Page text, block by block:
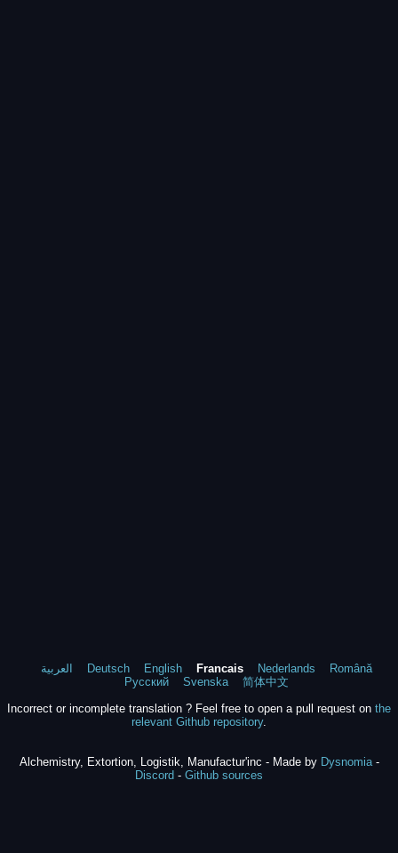
العربية Deutsch English Francais Nederlands
Română
Русский
Svenska
简体中文
Incorrect or incomplete translation ? Feel free to open a pull request on the
relevant Github repository.
Alchemistry, Extortion, Logistik, Manufactur'inc - Made by Dysnomia-
Discord - Github sources